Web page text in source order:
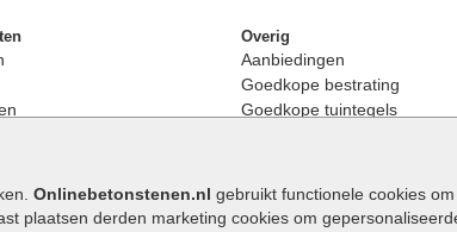
Onlinebetonstenen.nl gebruikt functionele cookies
plaatsen derden marketing cookies om
Overig
Aanbiedingen
Goedkope bestrating
Goedkope tuintegels
Opsluitbanden plaatsen
Keerwanden